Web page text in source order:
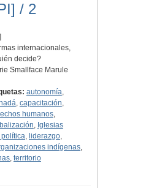
/ 2
internacionales,
decide?
Smallface Marule
autonomía,
, capacitación,
humanos,
, Iglesias
, liderazgo,
indígenas,
, territorio